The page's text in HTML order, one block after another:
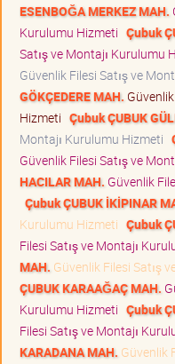
ESENBOĞA MERKEZ MAH.
Kurulumu Hizmeti Çubuk
Satış ve Montajı Kurulumu
Güvenlik Filesi Satış ve
GÖKÇEDERE MAH.
Hizmeti Çubuk ÇUBUK
Montajı Kurulumu Hizmeti
Güvenlik Filesi Satış ve
HACILAR MAH. Güvenlik
Çubuk ÇUBUK İKİPINAR
Kurulumu Hizmeti Çubuk
Filesi Satış ve Montajı
MAH. Güvenlik Filesi Satış
ÇUBUK KARAAĞAÇ MAH.
Kurulumu Hizmeti Çubuk
Filesi Satış ve Montajı
KARADANA MAH. Güvenlik